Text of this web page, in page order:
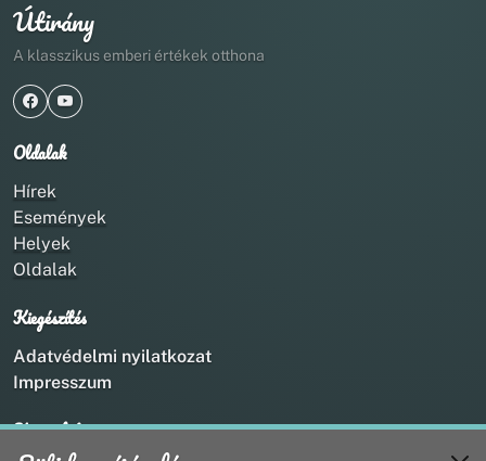
Útirány
A klasszikus emberi értékek otthona
Oldalak
Hírek
Események
Helyek
Oldalak
Kiegészítés
Adatvédelmi nyilatkozat
Impresszum
Kapcsolat